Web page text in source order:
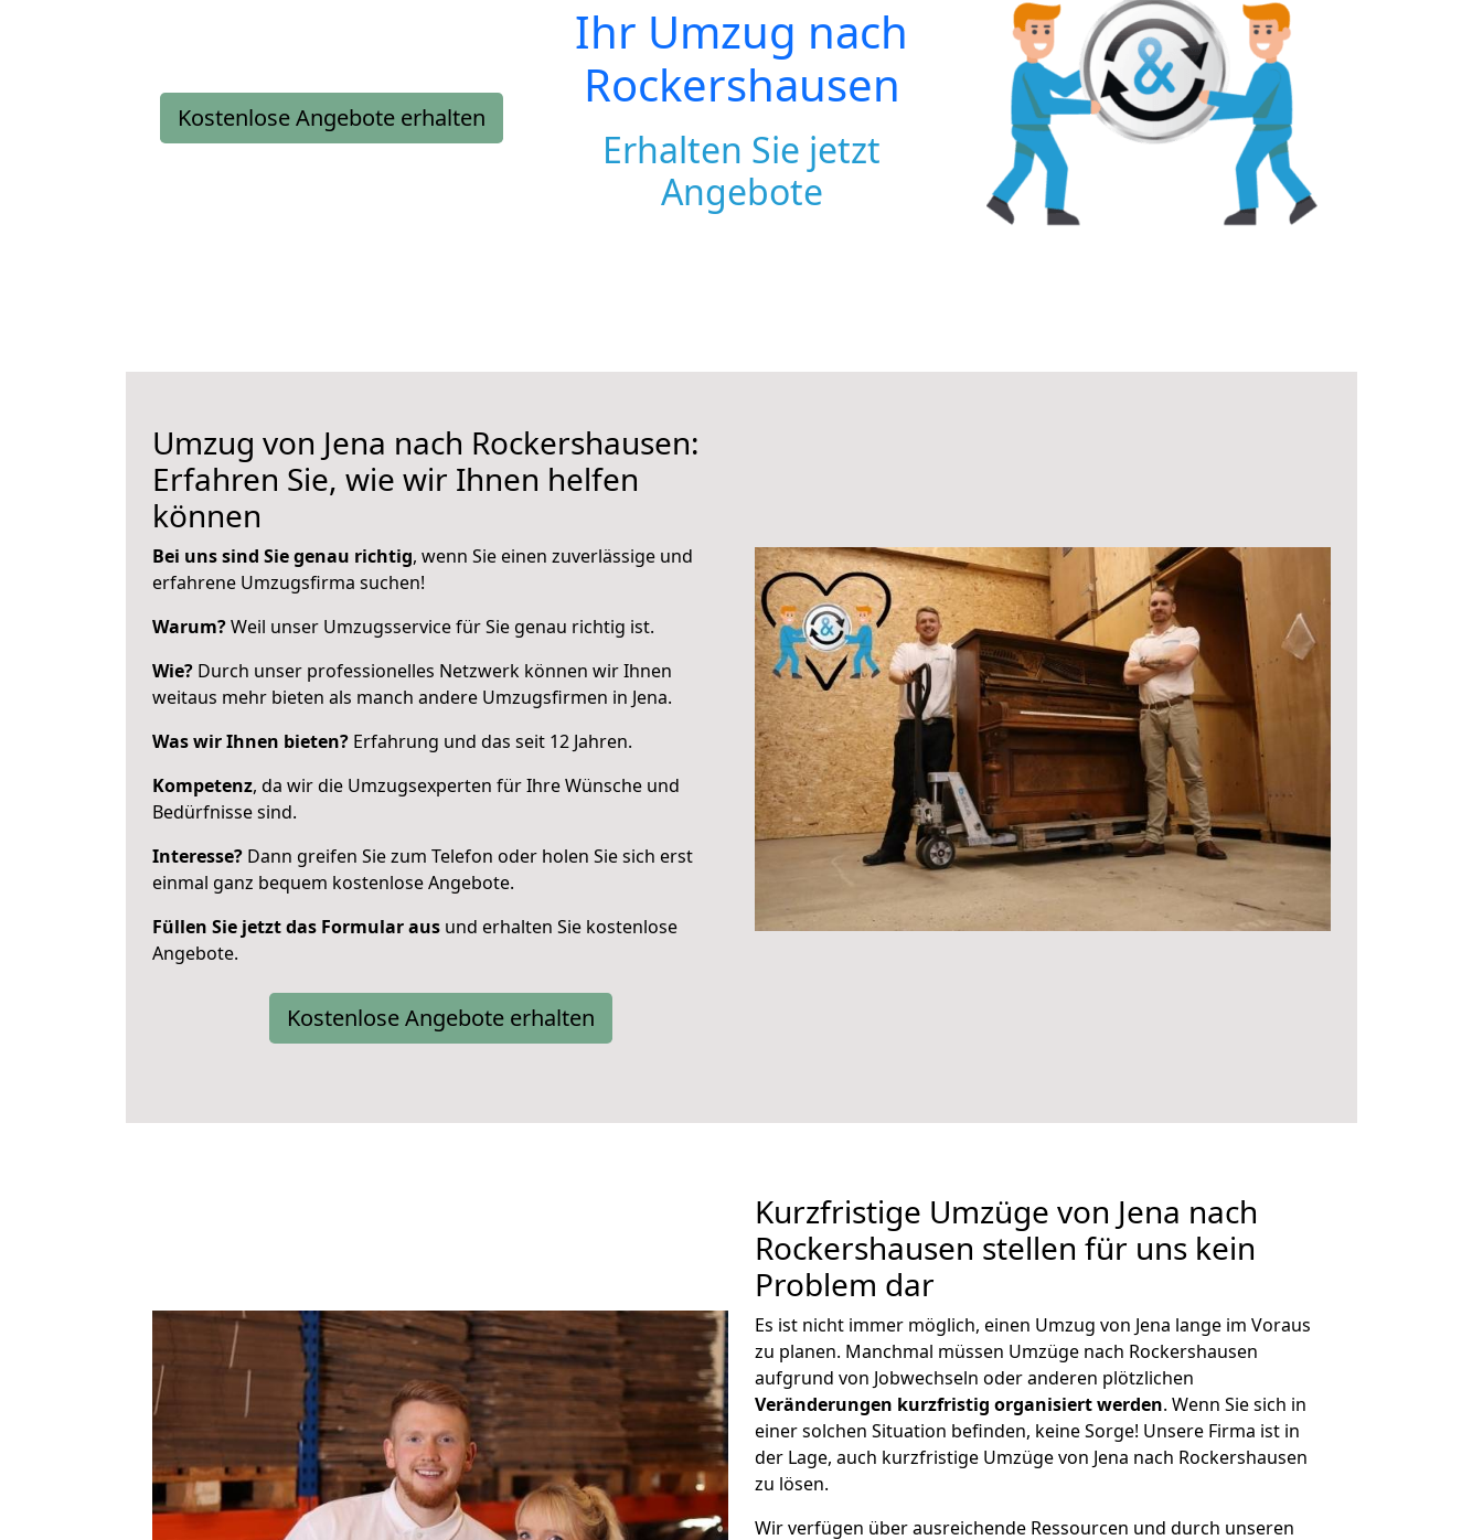
Kostenlose Angebote erhalten
Ihr Umzug nach
Rockershausen
Erhalten Sie jetzt
Angebote
Umzug von Jena nach Rockershausen:
Erfahren Sie, wie wir Ihnen helfen
können
Bei uns sind Sie genau richtig, wenn Sie einen zuverlässige und
erfahrene Umzugsfirma suchen!
Warum?Weil unser Umzugsservice für Sie genau richtig ist.
Wie? Durch unser professionelles Netzwerk können wir Ihnen
weitaus mehr bieten als manch andere Umzugsfirmen in Jena.
Was wir Ihnen bieten? Erfahrung und das seit 12 Jahren.
Kompetenz, da wir die Umzugsexperten für Ihre Wünsche und
Bedürfnisse sind.
Interesse? Dann greifen Sie zum Telefon oder holen Sie sich erst
einmal ganz bequem kostenlose Angebote.
Füllen Sie jetzt das Formular aus und erhalten Sie kostenlose
Angebote.
Kostenlose Angebote erhalten
Kurzfristige Umzüge von Jena nach
Rockershausen stellen für uns kein
Problem dar
Es ist nicht immer möglich, einen Umzug von Jena lange im Voraus
zu planen. Manchmal müssen Umzüge nach Rockershausen
aufgrund von Jobwechseln oder anderen plötzlichen
Veränderungen kurzfristig organisiert werden. Wenn Sie sich in
einer solchen Situation befinden, keine Sorge! Unsere Firma ist in
der Lage, auch kurzfristige Umzüge von Jena nach Rockershausen
zu lösen.
Wir verfügen über ausreichende Ressourcen und durch unseren